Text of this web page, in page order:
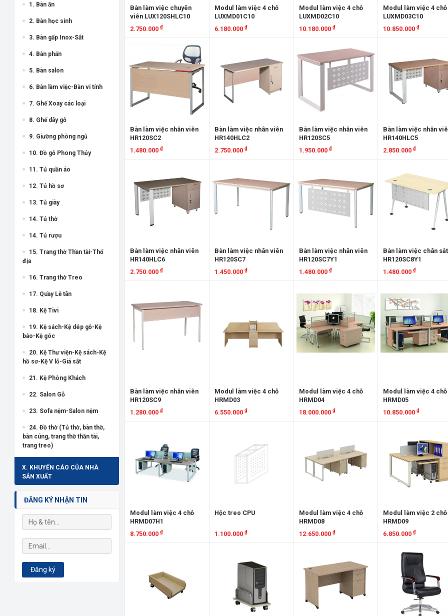
1. Bàn ăn
2. Bàn học sinh
3. Bàn gấp Inox-Sắt
4. Bàn phấn
5. Bàn salon
6. Bàn làm việc-Bàn vi tính
7. Ghế Xoay các loại
8. Ghế dây gỗ
9. Giường phòng ngủ
10. Đồ gỗ Phong Thủy
11. Tủ quần áo
12. Tủ hồ sơ
13. Tủ giày
14. Tủ thờ
14. Tủ rượu
15. Trang thờ Thần tài-Thổ
địa
16. Trang thờ Treo
17. Quầy Lễ tân
18. Kệ Tivi
19. Kệ sách-Kệ dép gỗ-Kệ
báo-Kệ góc
20. Kệ Thư viện-Kệ sách-Kệ
hồ sơ-Kệ V lỗ-Giá sắt
21. Kệ Phòng Khách
22. Salon Gỗ
23. Sofa nệm-Salon nệm
24. Đồ thờ (Tủ thờ, bàn thờ,
bàn cúng, trang thờ thần tài,
trang treo)
X. KHUYẾN CÁO CỦA NHÀ
SẢN XUẤT
ĐĂNG KÝ NHẬN TIN
Đăng ký
Bàn làm việc chuyên
viên LUX120SHLC10
2.750.000 ₫
Modul làm việc 4 chỗ
LUXMD01C10
6.180.000 ₫
Modul làm việc 4 chỗ
LUXMD02C10
10.180.000 ₫
Modul làm việc 4 chỗ
LUXMD03C10
10.850.000₫
Bàn làm việc nhân viên
HR120SC2
1.480.000 ₫
Bàn làm việc nhân viên
HR140HLC2
2.750.000 ₫
Bàn làm việc nhân viên
HR120SC5
1.950.000 ₫
Bàn làm việc nhân
HR140HLC5
2.850.000₫
Bàn làm việc nhân viên
HR140HLC6
2.750.000 ₫
Bàn làm việc nhân viên
HR120SC7
1.450.000 ₫
Bàn làm việc nhân viên
HR120SC7Y1
1.480.000 ₫
Bàn làm việc chân sắt
HR120SC8Y1
1.480.000₫
Bàn làm việc nhân viên
HR120SC9
1.280.000 ₫
Modul làm việc 4 chỗ
HRMD03
6.550.000 ₫
Modul làm việc 4 chỗ
HRMD04
18.000.000 ₫
Modul làm việc 4 chỗ
HRMD05
10.850.000₫
Modul làm việc 4 chỗ
HRMD07H1
8.750.000 ₫
Hộc treo CPU
1.100.000 ₫
Modul làm việc 4 chỗ
HRMD08
12.650.000 ₫
Modul làm việc 2 chỗ
HRMD09
6.850.000₫